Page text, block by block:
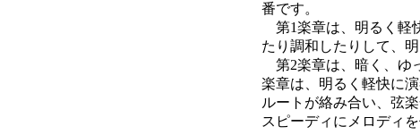
番です。
第1楽章は、明るく軽
たり調和したりして、
第2楽章は、暗く、ゆ
楽章は、明るく軽快に
ルートが絡み合い、弦
スピーディにメロディ